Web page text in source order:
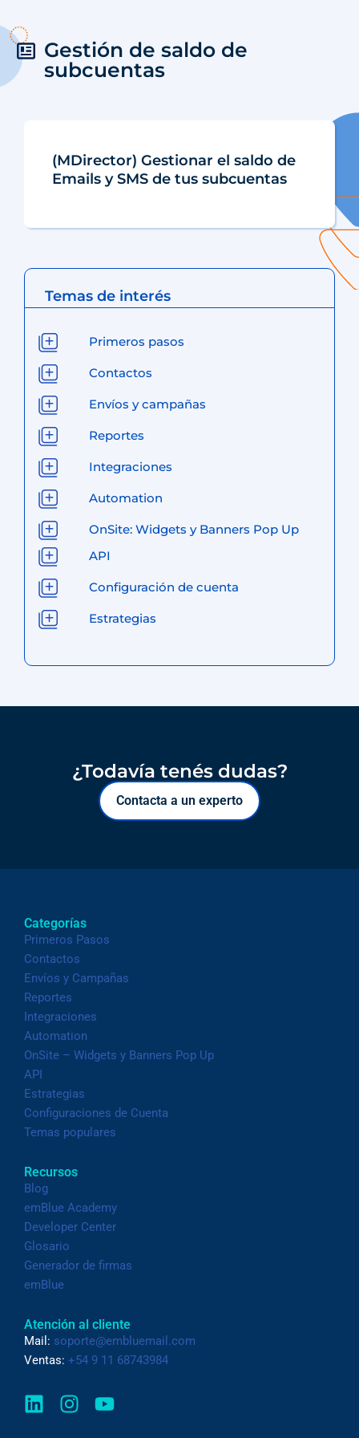
Gestión de saldo de
subcuentas
Temas de interés
Primeros pasos
Contactos
Envíos y campañas
Reportes
Integraciones
Automation
OnSite: Widgets y Banners Pop Up
API
Configuración de cuenta
Estrategias
(MDirector) Gestionar el saldo de
Emails y SMS de tus subcuentas
¿Todavía tenés dudas?
Contacta a un experto
Categorías
Primeros Pasos
Contactos
Envíos y Campañas
Reportes
Integraciones
Automation
OnSite – Widgets y Banners Pop Up
API
Estrategias
Configuraciones de Cuenta
Temas populares
Recursos
Blog
emBlue Academy
Developer Center
Glosario
Generador de firmas
emBlue
Atención al cliente
Mail: soporte@embluemail.com
Ventas: +54 9 11 68743984